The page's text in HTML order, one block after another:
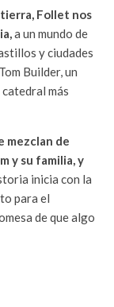
Follet nos
a un mundo de
y ciudades
Builder, un
más
mezclan de
y su familia, y
inicia con la
para el
de que algo